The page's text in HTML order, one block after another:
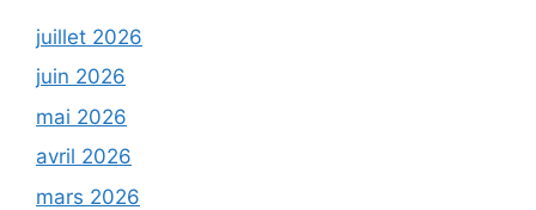
juillet 2026
juin 2026
mai 2026
avril 2026
mars 2026